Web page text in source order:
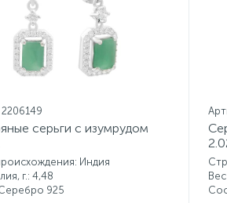
серьги с изумрудом
Индия
г.: 4,48
925